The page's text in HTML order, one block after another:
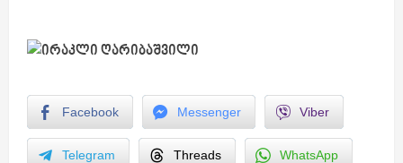
Facebook Messenger Viber
Telegram Threads WhatsApp